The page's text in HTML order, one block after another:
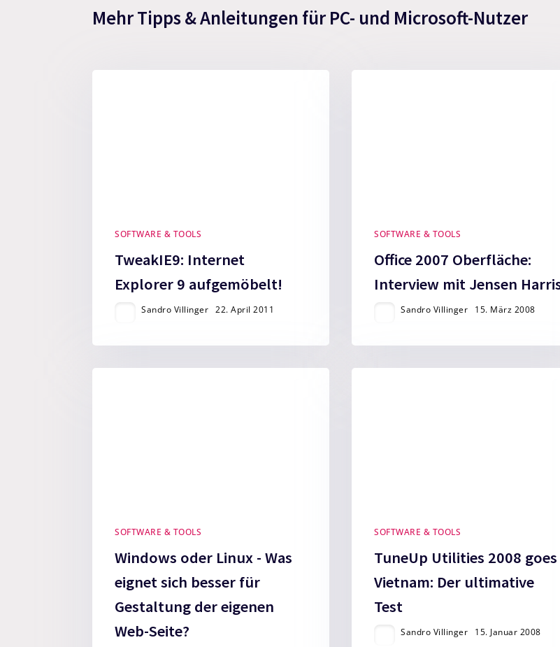
Mehr Tipps & Anleitungen für PC- und Microsoft-Nutzer
SOFTWARE & TOOLS
TweakIE9: Internet
Explorer 9 aufgemöbelt!
Sandro Villinger 22. April 2011
SOFTWARE & TOOLS
Office 2007 Oberfläche:
Interview mit Jensen
Sandro Villinger 15. März 2008
SOFTWARE & TOOLS
Windows oder Linux - Was
eignet sich besser für
Gestaltung der eigenen
Web-Seite?
SOFTWARE & TOOLS
TuneUp Utilities 2008 goes
Vietnam: Der ultimative
Test
Sandro Villinger 15. Januar 2008